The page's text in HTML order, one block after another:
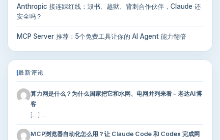
Anthropic 接连踩红线：毁书、越狱、背刺合作伙伴，Claude 还
安全吗？
MCP Server 推荐：5个免费工具让你的 AI Agent 能力翻倍
最新评论
算力网是什么？为什么国家把它和水网、电网并列来看 – 老达AI博
客
[…] …
MCP浏览器自动化怎么用？让 Claude Code 和 Codex 完成网